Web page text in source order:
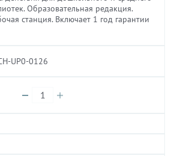
Образовательная редакция.
станция. Включает 1 год гарантии
UP0-0126